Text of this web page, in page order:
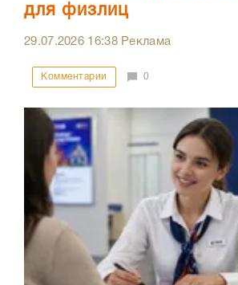
для физлиц
29.07.2026 16:38Реклама
Комментарии 0